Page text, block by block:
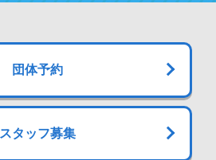
団体予約
スタッフ募集